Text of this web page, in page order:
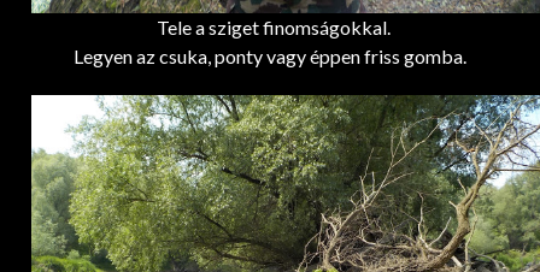
Tele a sziget finomságokkal.
Legyen az csuka, ponty vagy éppen friss gomba.